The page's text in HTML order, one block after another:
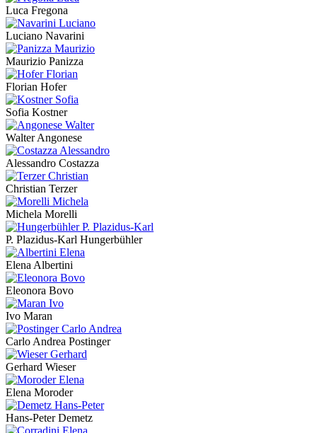
Luca Fregona
Luciano Navarini
Maurizio Panizza
Florian Hofer
Sofia Kostner
Walter Angonese
Alessandro Costazza
Christian Terzer
Michela Morelli
P. Plazidus-Karl Hungerbühler
Elena Albertini
Eleonora Bovo
Ivo Maran
Carlo Andrea Postinger
Gerhard Wieser
Elena Moroder
Hans-Peter Demetz